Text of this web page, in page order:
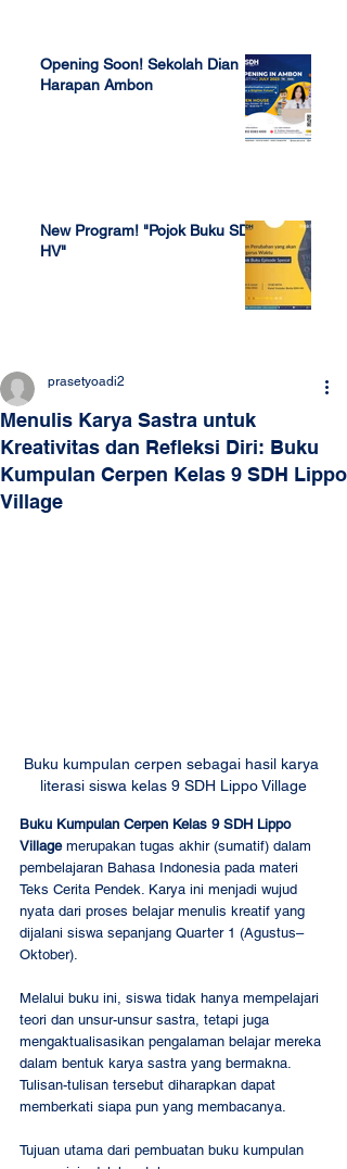
Opening Soon! Sekolah Dian
Harapan Ambon
New Program! "Pojok Buku SDH
HV"
Menulis Karya Sastra untuk
Kreativitas dan Refleksi Diri: Buku
Kumpulan Cerpen Kelas 9 SDH Lippo
Village
prasetyoadi2
Buku kumpulan cerpen sebagai hasil karya
literasi siswa kelas 9 SDH Lippo Village
Buku Kumpulan Cerpen Kelas 9 SDH Lippo
Village merupakan tugas akhir (sumatif) dalam
pembelajaran Bahasa Indonesia pada materi
Teks Cerita Pendek. Karya ini menjadi wujud
nyata dari proses belajar menulis kreatif yang
dijalani siswa sepanjang Quarter 1 (Agustus–
Oktober).
Melalui buku ini, siswa tidak hanya mempelajari
teori dan unsur-unsur sastra, tetapi juga
mengaktualisasikan pengalaman belajar mereka
dalam bentuk karya sastra yang bermakna.
Tulisan-tulisan tersebut diharapkan dapat
memberkati siapa pun yang membacanya.
Tujuan utama dari pembuatan buku kumpulan